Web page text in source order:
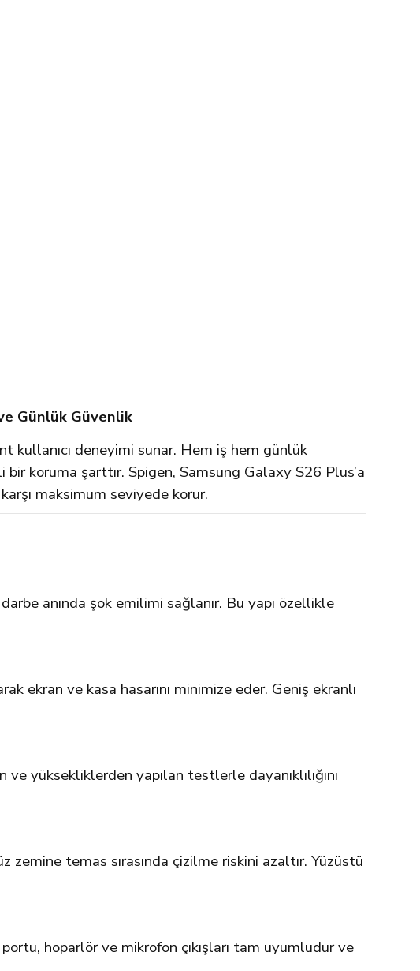
Günlük Güvenlik
kullanıcı deneyimi sunar. Hem iş hem günlük
koruma şarttır. Spigen, Samsung Galaxy S26 Plus’a
maksimum seviyede korur.
anında şok emilimi sağlanır. Bu yapı özellikle
ekran ve kasa hasarını minimize eder. Geniş ekranlı
yüksekliklerden yapılan testlerle dayanıklılığını
zemine temas sırasında çizilme riskini azaltır. Yüzüstü
hoparlör ve mikrofon çıkışları tam uyumludur ve